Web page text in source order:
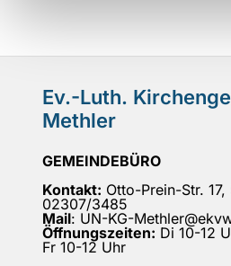
Ev.-Luth.
Methler
GEMEINDEBÜRO
Kontakt: Otto-Prein-Str.
02307/3485
Mail: UN-KG-
Öffnungszeiten: Di 10-12
Fr 10-12 Uhr